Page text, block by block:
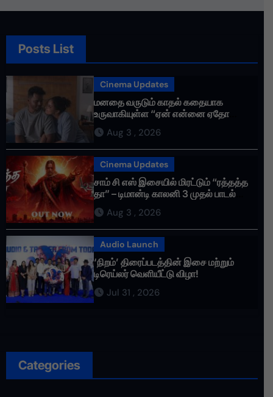
Posts List
Cinema Updates
மனதை வருடும் காதல் கதையாக
உருவாகியுள்ள “ஏன் என்னை ஏதோ
செய்தாய்” – டீசர் வெளியானது !
Aug 3 , 2026
Cinema Updates
சாம் சி எஸ் இசையில் மிரட்டும் “ரத்தத்த
தா” – டிமான்டி காலனி 3 முதல் பாடல்
ரசிகர்களை கவர்ந்து வருகிறது!
Aug 3 , 2026
Audio Launch
‘நிறம்’ திரைப்படத்தின் இசை மற்றும்
டிரெய்லர் வெளியீட்டு விழா!
Jul 31 , 2026
Categories